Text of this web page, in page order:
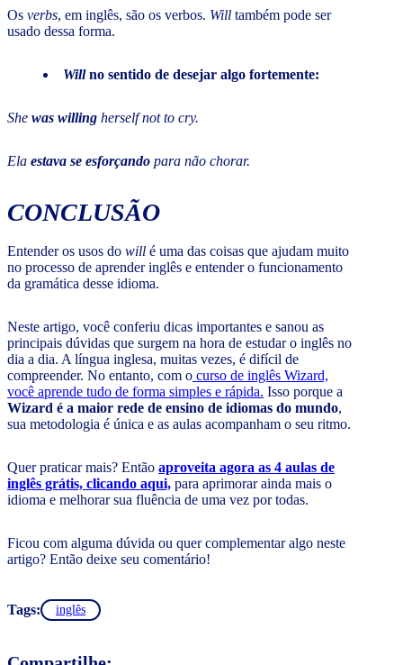
Os verbs, em inglês, são os verbos. Will também pode ser
usado dessa forma.
Willno sentido de desejar algo fortemente:
She was willing herself not to cry.
Ela estava se esforçando para não chorar.
CONCLUSÃO
Entender os usos do will é uma das coisas que ajudam muito
no processo de aprender inglês e entender o funcionamento
da gramática desse idioma.
Neste artigo, você conferiu dicas importantes e sanou as
principais dúvidas que surgem na hora de estudar o inglês no
dia a dia. A língua inglesa, muitas vezes, é difícil de
compreender. No entanto, com o curso de inglês Wizard,
você aprende tudo de forma simples e rápida. Isso porque a
Wizard é a maior rede de ensino de idiomas do mundo,
sua metodologia é única e as aulas acompanham o seu ritmo.
Quer praticar mais? Então aproveita agora as 4 aulas de
inglês grátis, clicando aqui, para aprimorar ainda mais o
idioma e melhorar sua fluência de uma vez por todas.
Ficou com alguma dúvida ou quer complementar algo neste
artigo? Então deixe seu comentário!
Tags: inglês